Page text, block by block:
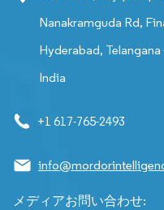
Nanakramguda Rd,
Hyderabad, Telangana
India
+1 617-765-2493
メディアお問い合わせ: